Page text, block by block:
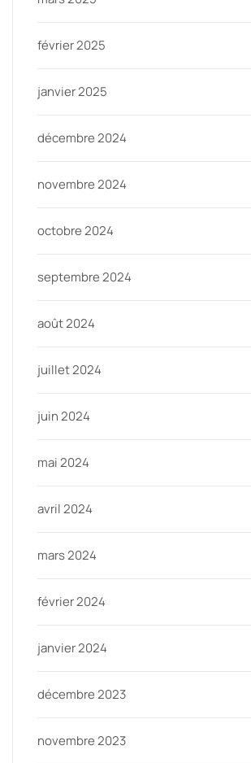
février 2025
janvier 2025
décembre 2024
novembre 2024
octobre 2024
septembre 2024
août 2024
juillet 2024
juin 2024
mai 2024
avril 2024
mars 2024
février 2024
janvier 2024
décembre 2023
novembre 2023